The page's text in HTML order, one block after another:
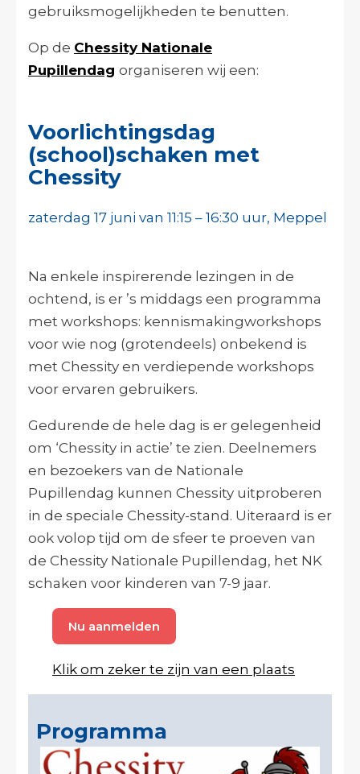
gebruiksmogelijkheden te benutten.
Op de Chessity Nationale
Pupillendag organiseren wij een:
Voorlichtingsdag
(school)schaken met
Chessity
zaterdag 17 juni van 11:15 – 16:30 uur, Meppel
Na enkele inspirerende lezingen in de
ochtend, is er ’s middags een programma
met workshops: kennismakingworkshops
voor wie nog (grotendeels) onbekend is
met Chessity en verdiepende workshops
voor ervaren gebruikers.
Gedurende de hele dag is er gelegenheid
om ‘Chessity in actie’ te zien. Deelnemers
en bezoekers van de Nationale
Pupillendag kunnen Chessity uitproberen
in de speciale Chessity-stand. Uiteraard is er
ook volop tijd om de sfeer te proeven van
de Chessity Nationale Pupillendag, het NK
schaken voor kinderen van 7-9 jaar.
Nu aanmelden
Klik om zeker te zijn van een plaats
Programma